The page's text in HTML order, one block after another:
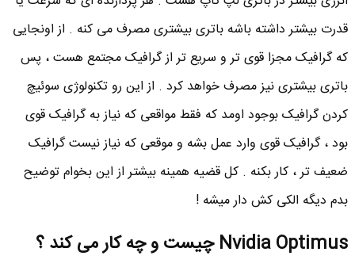
قدرت بیشتر داشته باشه باتری بیشتری مصرف می کنه . از اونجایی
که گرافیک مجزا قوی تر و سریع تر از گرافیک مجتمع هست ، پس
باتری بیشتری نیز مصرف خواهد کرد . از این رو تکنولوژی سوئیچ
کردن گرافیک بوجود اومد که فقط مواقعی که نیاز به گرافیک قوی
بود ، گرافیک قوی وارد عمل بشه و موقعی که نیاز نیست گرافیک
ضعیف تر ، کار بکنه . کل قضیه همینه بیشتر از این بخوام توضیح
بدم دیگه الکی کش دار میشه !
Nvidia Optimus چیست و چه کار می کند ؟